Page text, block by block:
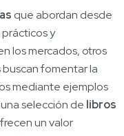
que abordan desde
y
los mercados, otros
buscan fomentar la
mediante ejemplos
selección de libros
un valor